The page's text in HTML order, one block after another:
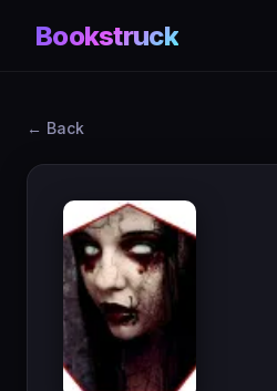
Bookstruck
← Back